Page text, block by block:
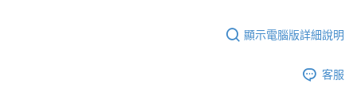
顯示電腦版詳細說明
客服